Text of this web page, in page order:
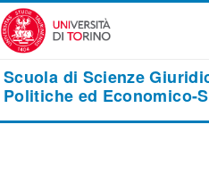
Vai al contenuto principale
Scuola di Scienze
Politiche ed Economico-